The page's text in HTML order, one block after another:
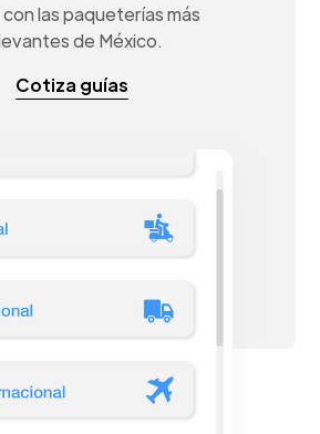
las paqueterías más
de México.
Cotiza guías